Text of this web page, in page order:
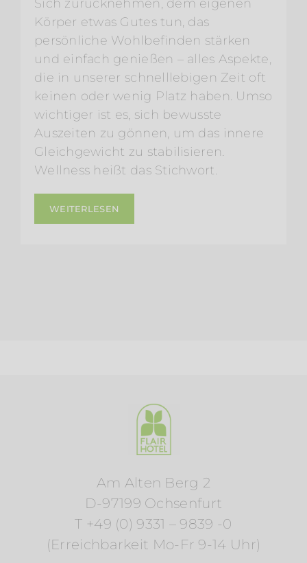
Sich zurücknehmen, dem eigenen
Körper etwas Gutes tun, das
persönliche Wohlbefinden stärken
und einfach genießen – alles Aspekte,
die in unserer schnelllebigen Zeit oft
keinen oder wenig Platz haben. Umso
wichtiger ist es, sich bewusste
Auszeiten zu gönnen, um das innere
Gleichgewicht zu stabilisieren.
Wellness heißt das Stichwort.
WEITERLESEN
Am Alten Berg 2
D-97199 Ochsenfurt
T +49 (0) 9331 – 9839 -0
(Erreichbarkeit Mo-Fr 9-14 Uhr)